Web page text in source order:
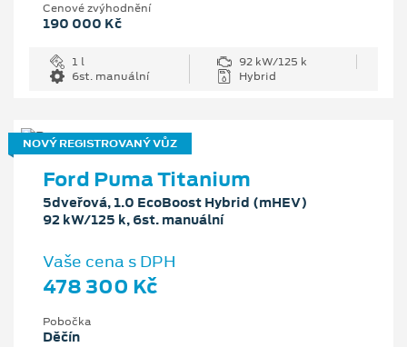
Cenové zvýhodnění
190 000 Kč
1 l
92 kW/125 k
6st. manuální
Hybrid
NOVÝ REGISTROVANÝ VŮZ
Ford Puma Titanium
5dveřová, 1.0 EcoBoost Hybrid (mHEV)
92 kW/125 k, 6st. manuální
Vaše cena s DPH
478 300 Kč
Pobočka
Děčín